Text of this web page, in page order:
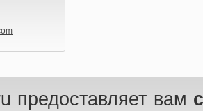
предоставляет вам